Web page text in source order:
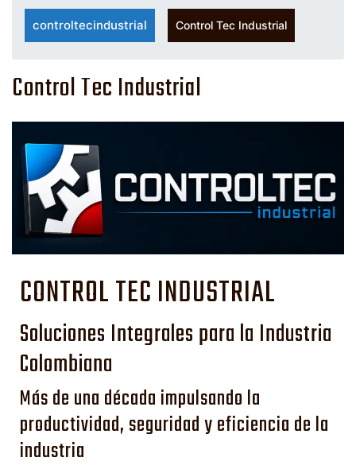
controltecindustrial Control Tec Industrial
Control Tec Industrial
CONTROL TEC INDUSTRIAL
Soluciones Integrales para la Industria
Colombiana
Más de una década impulsando la
productividad, seguridad y eficiencia de la
industria